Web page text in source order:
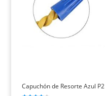
Capuchón de Resorte Azul P2